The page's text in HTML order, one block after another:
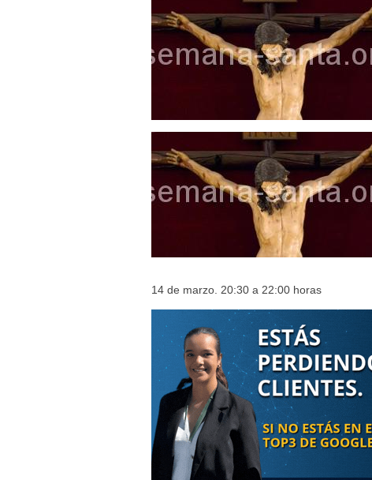
Besapié y Besamano en la Quinta
Gitanos: Besamanos del Señor de
Besamanos del Señor de la Divina
Solemne y devoto Besapiés en
Misa Solemne en honor a Nuestra
14 de marzo. 20:30 a 22:00 horas